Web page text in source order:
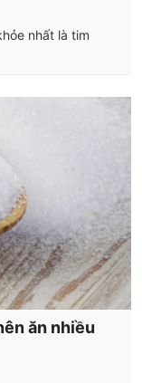
nhất là tim
ăn nhiều